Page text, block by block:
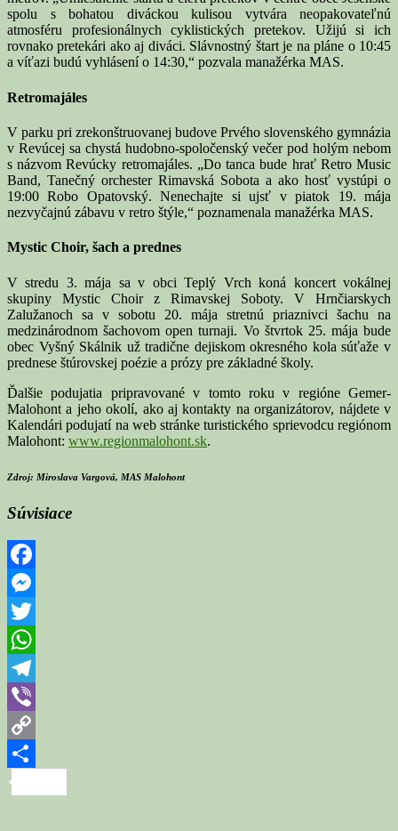
spolu s bohatou diváckou kulisou vytvára neopakovateľnú
atmosféru profesionálnych cyklistických pretekov. Užijú si ich
rovnako pretekári ako aj diváci. Slávnostný štart je na pláne o 10:45
a víťazi budú vyhlásení o 14:30,“ pozvala manažérka MAS.
Retromajáles
V parku pri zrekonštruovanej budove Prvého slovenského gymnázia
v Revúcej sa chystá hudobno-spoločenský večer pod holým nebom
s názvom Revúcky retromajáles. „Do tanca bude hrať Retro Music
Band, Tanečný orchester Rimavská Sobota a ako hosť vystúpi o
19:00 Robo Opatovský. Nenechajte si ujsť v piatok 19. mája
nezvyčajnú zábavu v retro štýle,“ poznamenala manažérka MAS.
Mystic Choir, šach a prednes
V stredu 3. mája sa v obci Teplý Vrch koná koncert vokálnej
skupiny Mystic Choir z Rimavskej Soboty. V Hrnčiarskych
Zalužanoch sa v sobotu 20. mája stretnú priaznivci šachu na
medzinárodnom šachovom open turnaji. Vo štvrtok 25. mája bude
obec Vyšný Skálnik už tradične dejiskom okresného kola súťaže v
prednese štúrovskej poézie a prózy pre základné školy.
Ďalšie podujatia pripravované v tomto roku v regióne Gemer-
Malohont a jeho okolí, ako aj kontakty na organizátorov, nájdete v
Kalendári podujatí na web stránke turistického sprievodcu regiónom
Malohont: www.regionmalohont.sk.
Zdroj: Miroslava Vargová, MAS Malohont
Súvisiace
Facebook
Messenger
Twitter
WhatsApp
Telegram
Viber
Copy
Link